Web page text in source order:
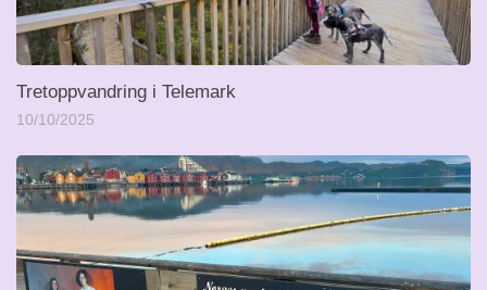
Tretoppvandring i Telemark
10/10/2025